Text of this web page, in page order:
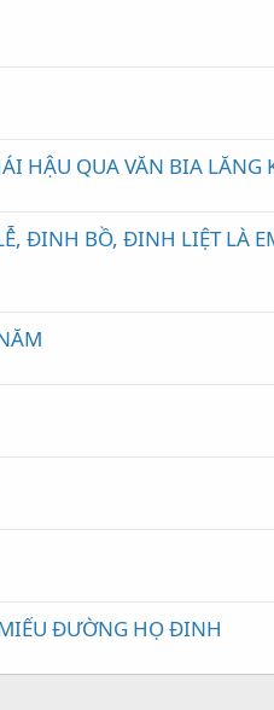
HẬU QUA VĂN BIA
ĐINH BỒ, ĐINH LIỆT LÀ
ĐƯỜNG HỌ ĐINH